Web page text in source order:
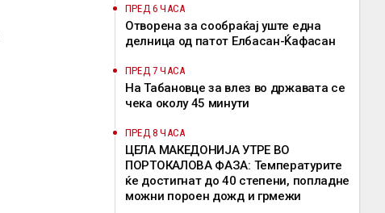
ПРЕД 6 ЧАСА
Отворена за сообраќај уште една
делница од патот Елбасан-Ќафасан
ПРЕД 7 ЧАСА
На Табановце за влез во државата се
чека околу 45 минути
ПРЕД 8 ЧАСА
ЦЕЛА МАКЕДОНИЈА УТРЕ ВО
ПОРТОКАЛОВА ФАЗА: Температурите
ќе достигнат до 40 степени, попладне
можни пороен дожд и грмежи